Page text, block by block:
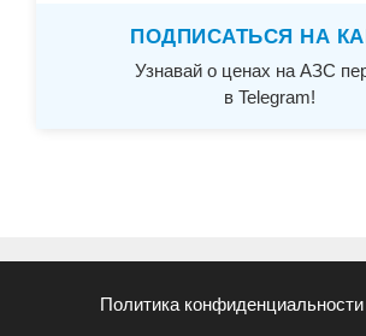
ПОДПИСАТЬСЯ НА
Узнавай о ценах на АЗС
в Telegram!
Политика конфиденциальности